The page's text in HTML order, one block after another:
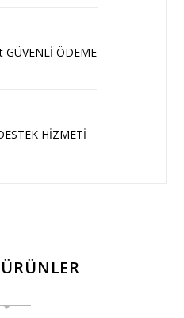
GÜVENLİ ÖDEME
HİZMETİ